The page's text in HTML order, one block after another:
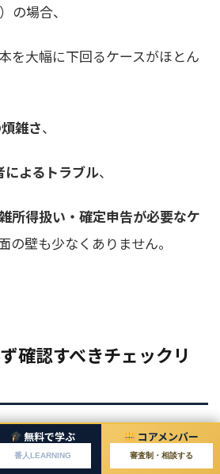
の場合、
を大幅に下回るケースがほとん
雑さ、
よるトラブル、
所得扱い・確定申告が必要なケ
の壁も少なくありません。
確認すべきチェックリ
する際は、
自分の頭で整理してください。
無料で学ぶ
番人LEARNING
コアメンバー
審査制・相談する